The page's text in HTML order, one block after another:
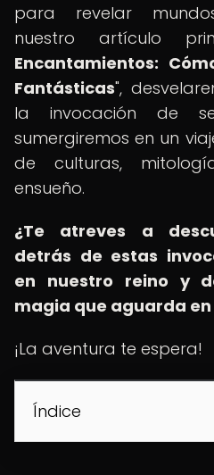
para revelar
nuestro artículo
Encantamientos:
Fantásticas",
la invocación de
sumergiremos en un
de culturas,
ensueño.
¿Te atreves a
detrás de estas
en nuestro reino y
magia que aguarda
¡La aventura te espera!
Índice